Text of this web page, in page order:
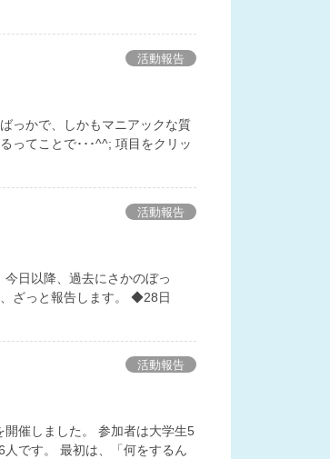
活動報告
っかで、しかもマニアックな質
ってことで･･･^^; 項目をクリッ
活動報告
日以降、過去にさかのぼっ
ざっと報告します。 ◆28日
活動報告
催しました。 参加者は大学生5
です。 最初は、「何をするん